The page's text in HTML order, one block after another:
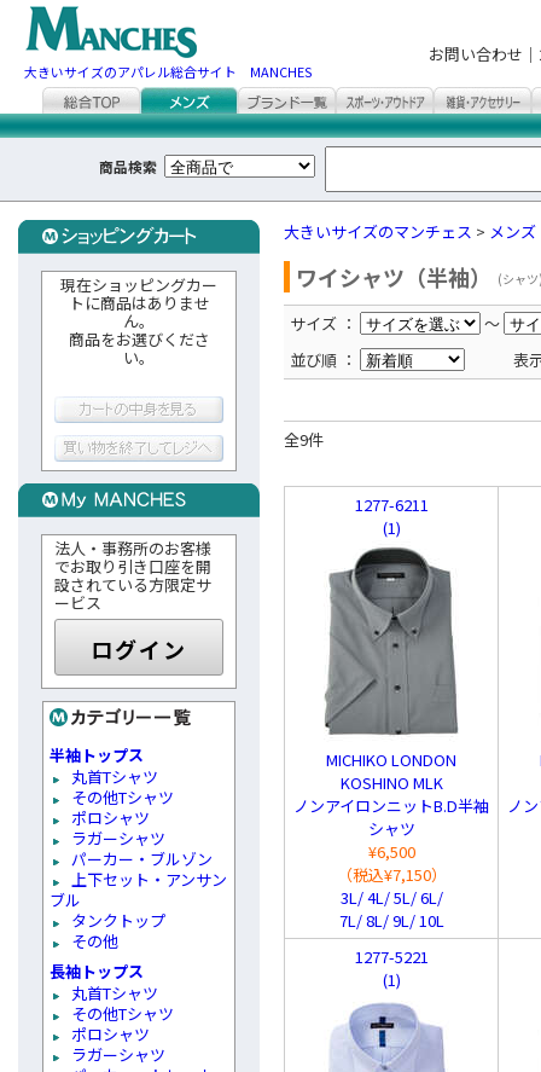
大きいサイズのアパレル総合サイト MANCHES
お問い合わせ
商品検索
大きいサイズのマンチェス > メンズ
ワイシャツ（半袖） (シャ
サイズ ：
～
並び順 ：
表
全9件
1277-6211
(1)
MICHIKO LONDON
KOSHINO MLK
ノンアイロンニットB.D半袖
シャツ
¥6,500
（税込¥7,150）
3L/ 4L/ 5L/ 6L/
7L/ 8L/ 9L/ 10L
ノ
1277-5221
(1)
現在ショッピングカー
トに商品はありませ
ん。
商品をお選びくださ
い。
法人・事務所のお客様
でお取り引き口座を開
設されている方限定サ
ービス
ログイン
半袖トップス
丸首Tシャツ
その他Tシャツ
ポロシャツ
ラガーシャツ
パーカー・ブルゾン
上下セット・アンサン
ブル
タンクトップ
その他
長袖トップス
丸首Tシャツ
その他Tシャツ
ポロシャツ
ラガーシャツ